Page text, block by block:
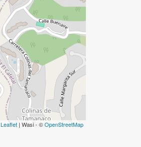
Leaflet | Wasi - ©OpenStreetMap